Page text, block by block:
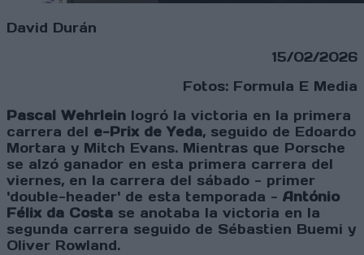
David Durán
15/02/2026
Fotos: Formula E Media
Pascal Wehrlein logró la victoria en la primera
carrera del e-Prix de Yeda, seguido de Edoardo
Mortara y Mitch Evans. Mientras que Porsche
se alzó ganador en esta primera carrera del
viernes, en la carrera del sábado - primer
'double-header' de esta temporada - António
Félix da Costa se anotaba la victoria en la
segunda carrera seguido de Sébastien Buemi y
Oliver Rowland.